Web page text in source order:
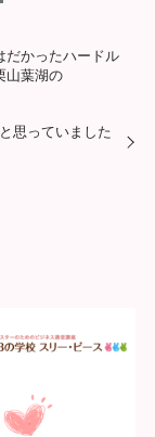
だかったハードル
山葉湖の
思っていました